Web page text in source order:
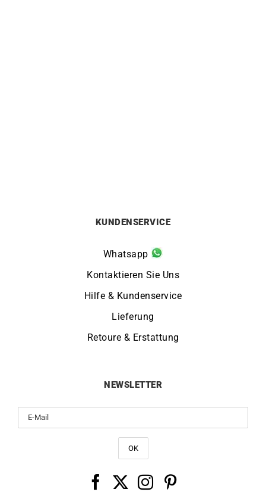
KUNDENSERVICE
Whatsapp
Kontaktieren Sie Uns
Hilfe & Kundenservice
Lieferung
Retoure & Erstattung
NEWSLETTER